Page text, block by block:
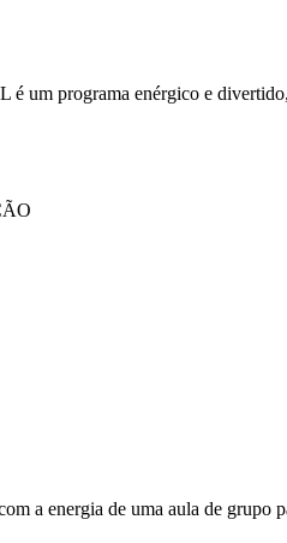
programa enérgico e divertido,
a energia de uma aula de grupo